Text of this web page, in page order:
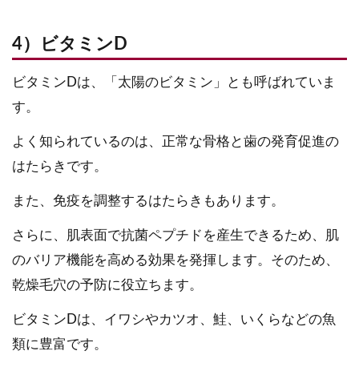
4）ビタミンD
ビタミンDは、「太陽のビタミン」とも呼ばれていま
す。
よく知られているのは、正常な骨格と歯の発育促進の
はたらきです。
また、免疫を調整するはたらきもあります。
さらに、肌表面で抗菌ペプチドを産生できるため、肌
のバリア機能を高める効果を発揮します。そのため、
乾燥毛穴の予防に役立ちます。
ビタミンDは、イワシやカツオ、鮭、いくらなどの魚
類に豊富です。